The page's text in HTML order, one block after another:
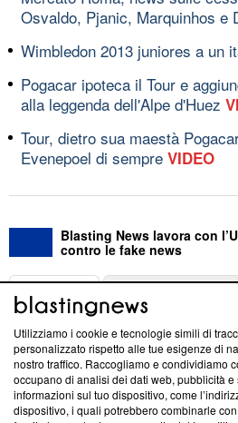
Osvaldo, Pjanic, Marquinhos e
Wimbledon 2013 juniores a un
Pogacar ipoteca il Tour e
alla leggenda dell'Alpe d'Huez
Tour, dietro sua maestà
Evenepoel di sempre VIDEO
Blasting News lavora con
contro le fake news
ABOUT
Questa sezione offre informazioni
News, sui nostri processi editoriali e
creare news di qualità. Inoltre,
‘Trust Project - News with Integrity’
Utilizziamo i cookie e tecnologie simili di
personalizzato rispetto alle tue esigenze di
nostro traffico. Raccogliamo e condividiamo
occupano di analisi dei dati web, pubblicità
informazioni sul tuo dispositivo, come
dispositivo, i quali potrebbero combinarle